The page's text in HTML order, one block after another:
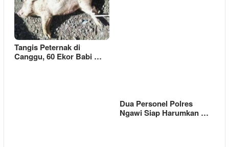
Tangis Peternak di
Canggu, 60 Ekor Babi …
Dua Personel Polres
Ngawi Siap Harumkan …